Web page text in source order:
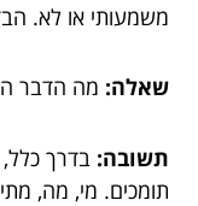
משמעותי או לא.
שאלה: מה הדבר
תשובה: בדרך
תומכים. מי, מה,